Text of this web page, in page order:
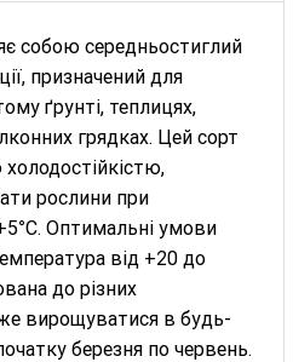
собою середньостиглий
призначений для
ґрунті, теплицях,
грядках. Цей сорт
рослини при
Оптимальні умови
від +20 до
до різних
вирощуватися в будь-
березня по червень.